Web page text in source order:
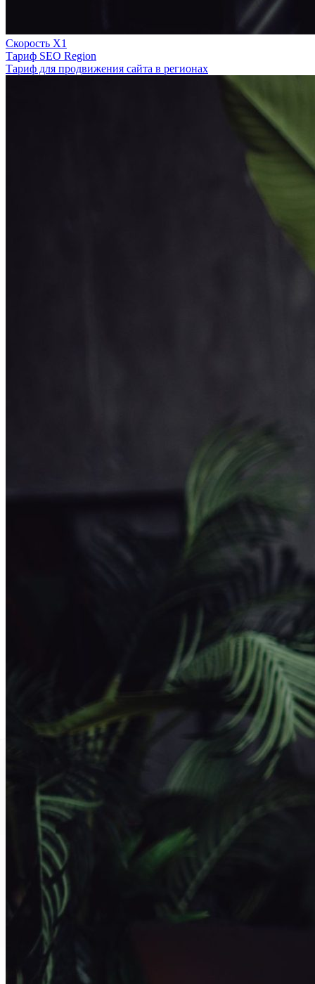
Скорость Х1
Тариф SEO Region
Тариф для продвижения сайта в регионах